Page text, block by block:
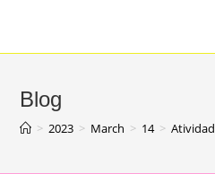
Blog
> 2023 > March > 14 >